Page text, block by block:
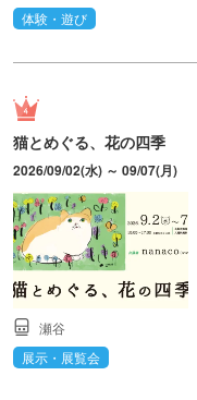
体験・遊び
猫とめぐる、花の四季
2026/09/02(水) ～ 09/07(月)
瀬谷
展示・展覧会